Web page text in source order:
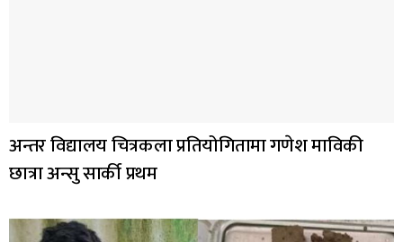
अन्तर विद्यालय चित्रकला प्रतियोगितामा गणेश माविकी
छात्रा अन्सु सार्की प्रथम